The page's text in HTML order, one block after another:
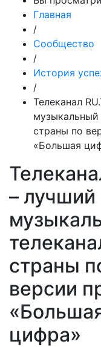
Главная
/
Сообщество
/
История
/
Телеканал
музыкальный
страны по
«Большая
– лучший
страны
версии
цифра»